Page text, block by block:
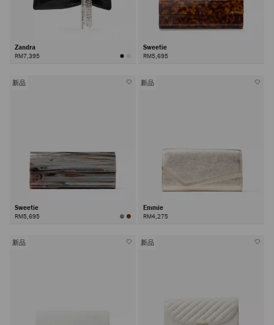
Zandra
RM7,395
Sweetie
RM5,695
新品
Sweetie
RM5,695
新品
Emmie
RM4,275
新品 新品